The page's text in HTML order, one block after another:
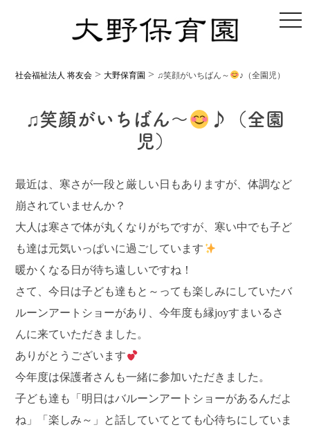
社会福祉法人 将友会 >大野保育園 > ♫笑顔がいちばん～ ♪（全園児）
♫笑顔がいちばん～
♪（全園
児）
最近は、寒さが一段と厳しい日もありますが、体調など
崩されていませんか？
大人は寒さで体が丸くなりがちですが、寒い中でも子ど
も達は元気いっぱいに過ごしています
暖かくなる日が待ち遠しいですね！
さて、今日は子ども達もと～っても楽しみにしていたバ
ルーンアートショーがあり、今年度も縁joyすまいるさ
んに来ていただきました。
ありがとうございます
今年度は保護者さんも一緒に参加いただきました。
子ども達も「明日はバルーンアートショーがあるんだよ
ね」「楽しみ～」と話していてとても心待ちにしていま